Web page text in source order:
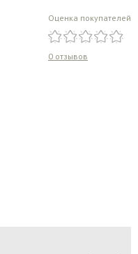
Оценка покупателей
0 отзывов